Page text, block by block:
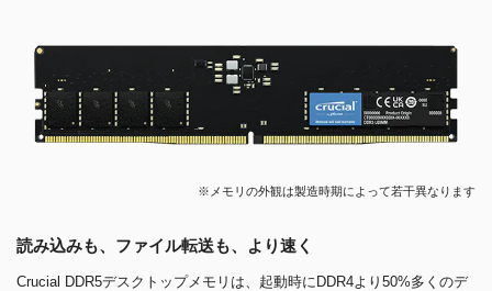
※メモリの外観は製造時期によって若干異なります
読み込みも、ファイル転送も、より速く
Crucial DDR5デスクトップメモリは、起動時にDDR4より50%多くのデ